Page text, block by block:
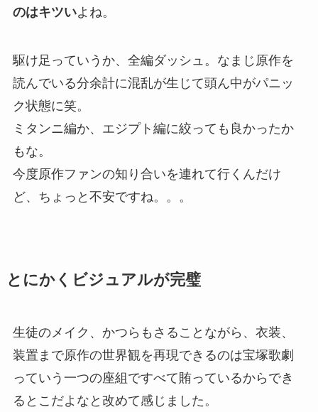
のはキツいよね。
駆け足っていうか、 全編ダッシュ。なまじ原作を
読んでいる分余計に混乱が生じて頭ん中がパニッ
ク状態に笑。
ミタンニ編か、エジプト編に絞っても良かったか
もな。
今度原作ファンの知り合いを連れて行くんだけ
ど、ちょっと不安ですね。。。
とにかくビジュアルが完璧
生徒のメイク、かつらもさることながら、衣装、
装置まで原作の世界観を再現できるのは宝塚歌劇
っていう一つの座組ですべて賄っているからでき
るとこだよなと改めて感じました。